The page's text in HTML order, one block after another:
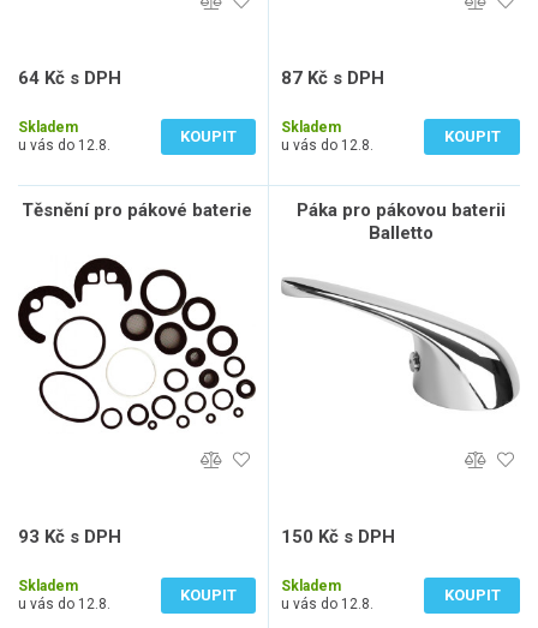
64 Kč s DPH
Skladem
u vás do 12.8.
KOUPIT
87 Kč s DPH
Skladem
u vás do 12.8.
KOUPIT
Těsnění pro pákové baterie
93 Kč s DPH
Skladem
u vás do 12.8.
KOUPIT
Páka pro pákovou baterii
Balletto
150 Kč s DPH
Skladem
u vás do 12.8.
KOUPIT